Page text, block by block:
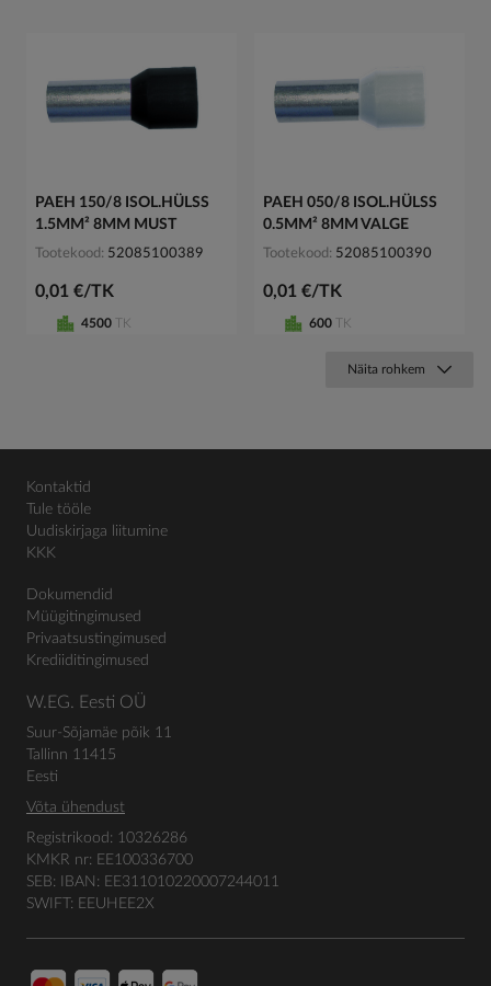
PAEH 150/8 ISOL.HÜLSS
1.5MM² 8MM MUST
Tootekood 52085100389
0,01 €/TK
4500 TK
PAEH 050/8 ISOL.HÜLSS
0.5MM² 8MM VALGE
Tootekood 52085100390
0,01 €/TK
600 TK
Näita rohkem
Kontaktid
Tule tööle
Uudiskirjaga liitumine
KKK
Dokumendid
Müügitingimused
Privaatsustingimused
Krediiditingimused
W.EG. Eesti OÜ
Suur-Sõjamäe põik 11
Tallinn 11415
Eesti
Võta ühendust
Registrikood: 10326286
KMKR nr: EE100336700
SEB: IBAN: EE311010220007244011
SWIFT: EEUHEE2X